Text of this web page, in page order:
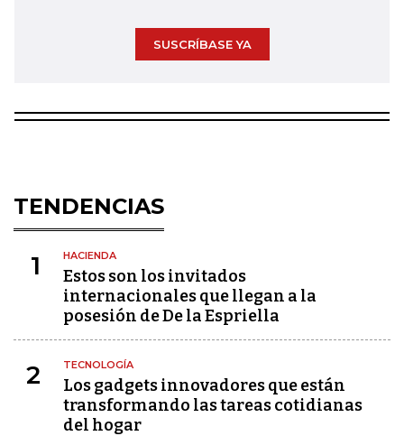
SUSCRÍBASE YA
TENDENCIAS
1 HACIENDA
Estos son los invitados
internacionales que llegan a la
posesión de De la Espriella
2 TECNOLOGÍA
Los gadgets innovadores que están
transformando las tareas cotidianas
del hogar